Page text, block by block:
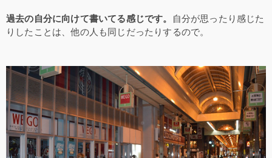
過去の自分に向けて書いてる感じです。
自分が思ったり感じた
りしたことは、他の人も同じだったりするので。